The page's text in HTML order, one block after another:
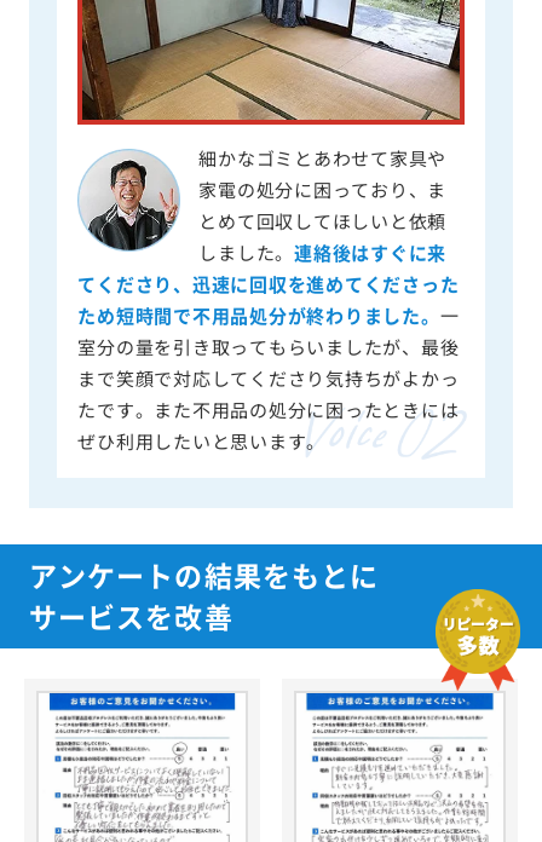
細かなゴミとあわせて家具や
家電の処分に困っており、ま
とめて回収してほしいと依頼
しました。連絡後はすぐに来
てくださり、迅速に回収を進めてくださった
ため短時間で不用品処分が終わりました。 一
室分の量を引き取ってもらいましたが、最後
まで笑顔で対応してくださり気持ちがよかっ
たです。また不用品の処分に困ったときには
ぜひ利用したいと思います。
アンケートの結果をもとに
サービスを改善